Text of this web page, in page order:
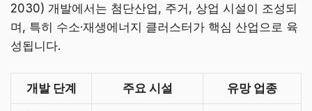
2030) 개발에서는 첨단산업, 주거, 상업 시설이 조성되
며, 특히 수소·재생에너지 클러스터가 핵심 산업으로 육
성됩니다.
개발 단계 주요 시설 유망 업종